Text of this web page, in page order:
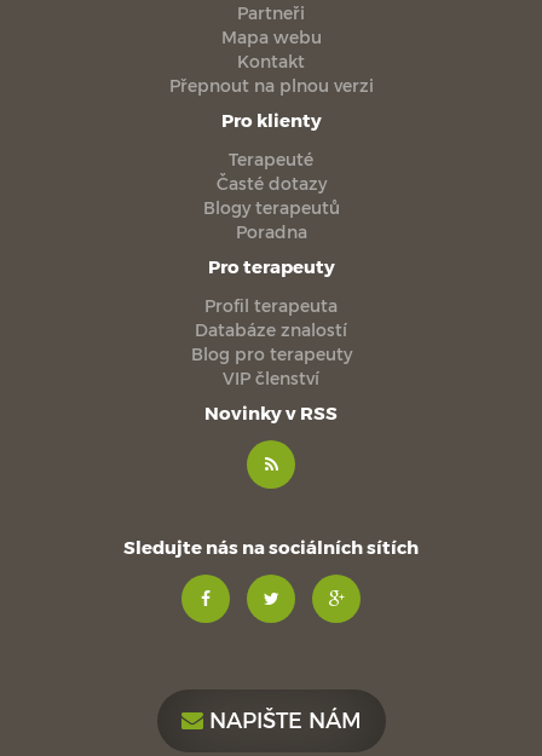
Partneři
Mapa webu
Kontakt
Přepnout na plnou verzi
Pro klienty
Terapeuté
Časté dotazy
Blogy terapeutů
Poradna
Pro terapeuty
Profil terapeuta
Databáze znalostí
Blog pro terapeuty
VIP členství
Novinky v RSS
Sledujte nás na sociálních sítích
NAPIŠTE NÁM